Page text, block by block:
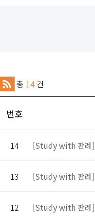
총 14 건
번호
14 [Study with 판례]
13 [Study with 판례]
12 [Study with 판례]